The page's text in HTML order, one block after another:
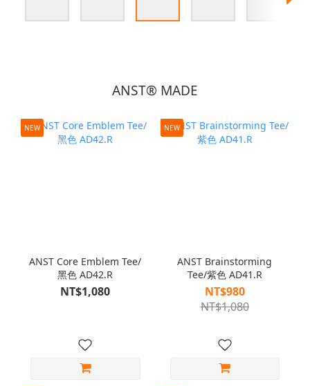
ANST® MADE
NEW
ANST Core Emblem Tee/
黑色 AD42.R
NT$1,080
NEW
ANST Brainstorming
Tee/紫色 AD41.R
NT$980
NT$1,080